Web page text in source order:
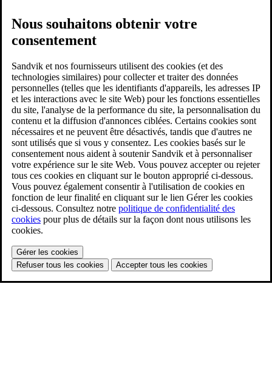
Nous souhaitons obtenir votre
consentement
Sandvik et nos fournisseurs utilisent des cookies (et des
technologies similaires) pour collecter et traiter des données
personnelles (telles que les identifiants d'appareils, les adresses IP
et les interactions avec le site Web) pour les fonctions essentielles
du site, l'analyse de la performance du site, la personnalisation du
contenu et la diffusion d'annonces ciblées. Certains cookies sont
nécessaires et ne peuvent être désactivés, tandis que d'autres ne
sont utilisés que si vous y consentez. Les cookies basés sur le
consentement nous aident à soutenir Sandvik et à personnaliser
votre expérience sur le site Web. Vous pouvez accepter ou rejeter
tous ces cookies en cliquant sur le bouton approprié ci-dessous.
Vous pouvez également consentir à l'utilisation de cookies en
fonction de leur finalité en cliquant sur le lien Gérer les cookies
ci-dessous. Consultez notre politique de confidentialité des
cookies pour plus de détails sur la façon dont nous utilisons les
cookies.
Gérer les cookies
Refuser tous les cookies
Accepter tous les cookies